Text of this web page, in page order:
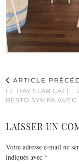
ARTICLE
LE BAY STAR CAFE :
RESTO SYMPA AVEC
LAISSER UN
Votre adresse e-mail ne
indiqués avec *